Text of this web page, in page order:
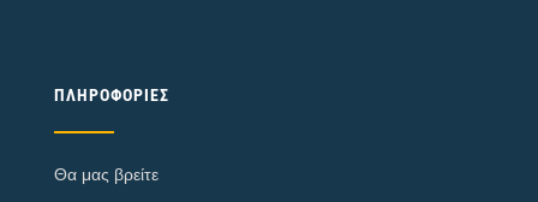
ΠΛΗΡΟΦΟΡΊΕΣ
Θα μας βρείτε